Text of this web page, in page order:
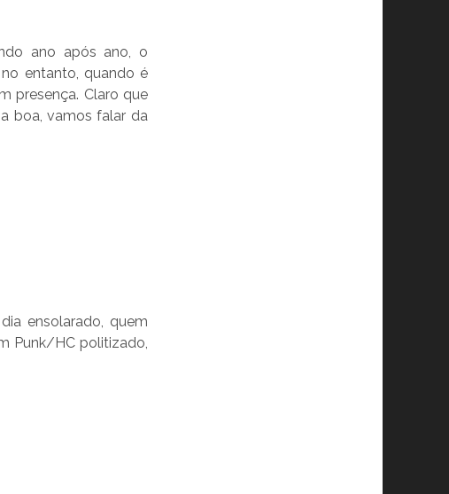
ano após ano, o
entanto, quando é
presença. Claro que
boa, vamos falar da
ensolarado, quem
Punk/HC politizado,